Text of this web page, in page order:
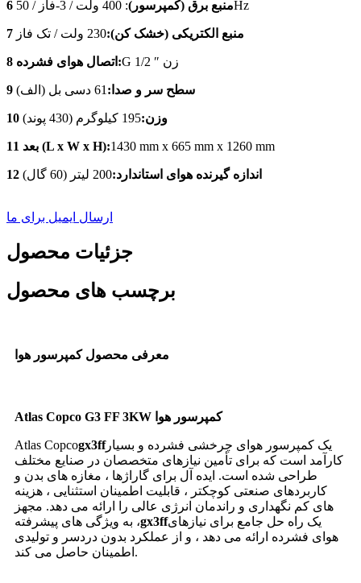
6 منبع برق (کمپرسور): 400 ولت / 3-فاز / 50Hz
7 منبع الکتریکی (خشک کن):230 ولت / تک فاز
8 اتصال هوای فشرده: G 1/2 ″ زن
9 سطح سر و صدا: 61 دسی بل (الف)
10 وزن:195 کیلوگرم (430 پوند)
11 بعد (L x W x H):1430 mm x 665 mm x 1260 mm
12 اندازه گیرنده هوای استاندارد:200 لیتر (60 گال)
ارسال ایمیل برای ما
جزئیات محصول
برچسب های محصول
معرفی محصول کمپرسور هوا
Atlas Copco G3 FF 3KW کمپرسور هوا
Atlas Copcogx3ffیک کمپرسور هوای چرخشی فشرده و بسیار
کارآمد است که برای تأمین نیازهای متخصصان در صنایع مختلف
طراحی شده است. ایده آل برای گاراژها ، مغازه های بدن و
کاربردهای صنعتی کوچکتر ، قابلیت اطمینان استثنایی ، هزینه
های کم نگهداری و راندمان انرژی عالی را ارائه می دهد. مجهز
به ویژگی های پیشرفته ،gx3ffیک راه حل جامع برای نیازهای
هوای فشرده ارائه می دهد ، و از عملکرد بدون دردسر و تولیدی
اطمینان حاصل می کند.